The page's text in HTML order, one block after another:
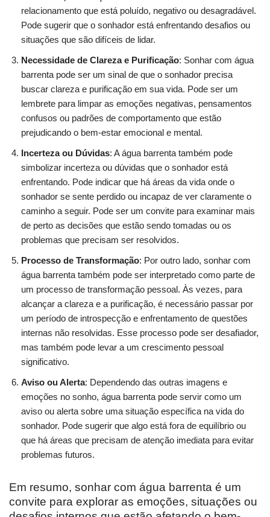
relacionamento que está poluído, negativo ou desagradável.
Pode sugerir que o sonhador está enfrentando desafios ou
situações que são difíceis de lidar.
Necessidade de Clareza e Purificação: Sonhar com água
barrenta pode ser um sinal de que o sonhador precisa
buscar clareza e purificação em sua vida. Pode ser um
lembrete para limpar as emoções negativas, pensamentos
confusos ou padrões de comportamento que estão
prejudicando o bem-estar emocional e mental.
Incerteza ou Dúvidas: A água barrenta também pode
simbolizar incerteza ou dúvidas que o sonhador está
enfrentando. Pode indicar que há áreas da vida onde o
sonhador se sente perdido ou incapaz de ver claramente o
caminho a seguir. Pode ser um convite para examinar mais
de perto as decisões que estão sendo tomadas ou os
problemas que precisam ser resolvidos.
Processo de Transformação: Por outro lado, sonhar com
água barrenta também pode ser interpretado como parte de
um processo de transformação pessoal. Às vezes, para
alcançar a clareza e a purificação, é necessário passar por
um período de introspecção e enfrentamento de questões
internas não resolvidas. Esse processo pode ser desafiador,
mas também pode levar a um crescimento pessoal
significativo.
Aviso ou Alerta: Dependendo das outras imagens e
emoções no sonho, água barrenta pode servir como um
aviso ou alerta sobre uma situação específica na vida do
sonhador. Pode sugerir que algo está fora de equilíbrio ou
que há áreas que precisam de atenção imediata para evitar
problemas futuros.
Em resumo, sonhar com água barrenta é um
convite para explorar as emoções, situações ou